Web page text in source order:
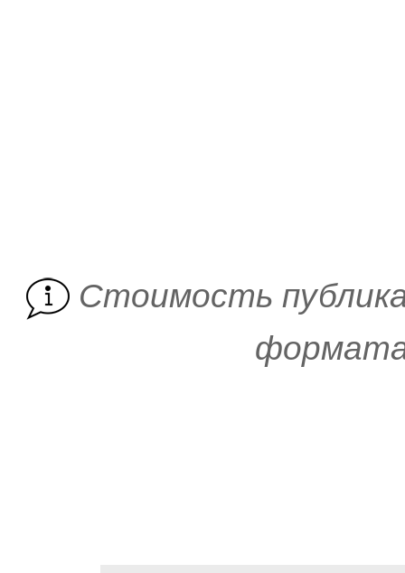
Cтоимость
формата